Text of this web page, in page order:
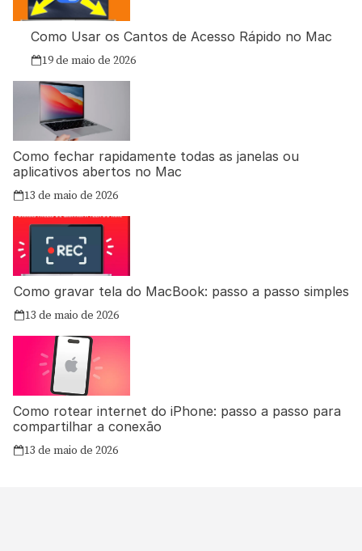
Como Usar os Cantos de Acesso Rápido no Mac
19 de maio de 2026
Como fechar rapidamente todas as janelas ou
aplicativos abertos no Mac
13 de maio de 2026
Como gravar tela do MacBook: passo a passo simples
13 de maio de 2026
Como rotear internet do iPhone: passo a passo para
compartilhar a conexão
13 de maio de 2026